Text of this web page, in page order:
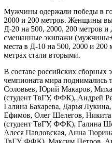
Мужчины одержали победы в
2000 и 200 метров. Женщины
Д-20 на 500, 2000, 200 метров
смешанные экипажи
места в Д-10 на 500, 2000 и 200
метрах стали вторыми.
В составе российских сборных
чемпионата мира поднимались
Соловьев, Юрий Макаров,
(студент ТвГУ, ФФК), Андрей
Галина Бахарева, Дарья
Ефимов, Олег Шелегов, Никита
(студент ТвГУ, ФФК), Галина
Алеся Павловская, Анна